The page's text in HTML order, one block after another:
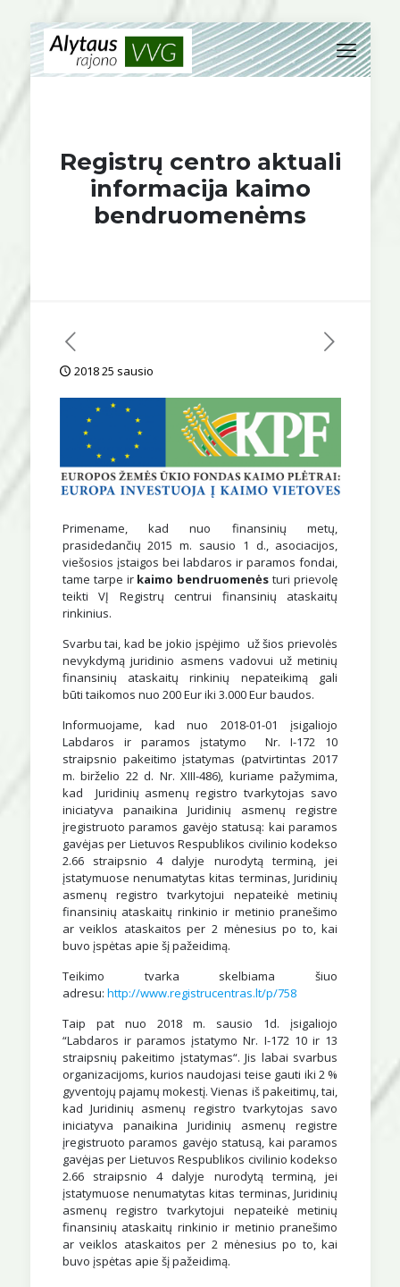
Registrų centro aktuali
informacija kaimo
bendruomenėms
2018 25 sausio
Primename, kad nuo finansinių metų,
prasidedančių 2015 m. sausio 1 d., asociacijos,
viešosios įstaigos bei labdaros ir paramos fondai,
tame tarpe ir kaimo bendruomenės turi prievolę
teikti VĮ Registrų centrui finansinių ataskaitų
rinkinius.
Svarbu tai, kad be jokio įspėjimo už šios prievolės
nevykdymą juridinio asmens vadovui už metinių
finansinių ataskaitų rinkinių nepateikimą gali
būti taikomos nuo 200 Eur iki 3.000 Eur baudos.
Informuojame, kad nuo 2018-01-01 įsigaliojo
Labdaros ir paramos įstatymo Nr. I-172 10
straipsnio pakeitimo įstatymas (patvirtintas 2017
m. birželio 22 d. Nr. XIII-486), kuriame pažymima,
kad Juridinių asmenų registro tvarkytojas savo
iniciatyva panaikina Juridinių asmenų registre
įregistruoto paramos gavėjo statusą: kai paramos
gavėjas per Lietuvos Respublikos civilinio kodekso
2.66 straipsnio 4 dalyje nurodytą terminą, jei
įstatymuose nenumatytas kitas terminas, Juridinių
asmenų registro tvarkytojui nepateikė metinių
finansinių ataskaitų rinkinio ir metinio pranešimo
ar veiklos ataskaitos per 2 mėnesius po to, kai
buvo įspėtas apie šį pažeidimą.
Teikimo tvarka skelbiama šiuo
adresu: http://www.registrucentras.lt/p/758
Taip pat nuo 2018 m. sausio 1d. įsigaliojo
“Labdaros ir paramos įstatymo Nr. I-172 10 ir 13
straipsnių pakeitimo įstatymas“. Jis labai svarbus
organizacijoms, kurios naudojasi teise gauti iki 2 %
gyventojų pajamų mokestį. Vienas iš pakeitimų, tai,
kad Juridinių asmenų registro tvarkytojas savo
iniciatyva panaikina Juridinių asmenų registre
įregistruoto paramos gavėjo statusą, kai paramos
gavėjas per Lietuvos Respublikos civilinio kodekso
2.66 straipsnio 4 dalyje nurodytą terminą, jei
įstatymuose nenumatytas kitas terminas, Juridinių
asmenų registro tvarkytojui nepateikė metinių
finansinių ataskaitų rinkinio ir metinio pranešimo
ar veiklos ataskaitos per 2 mėnesius po to, kai
buvo įspėtas apie šį pažeidimą.